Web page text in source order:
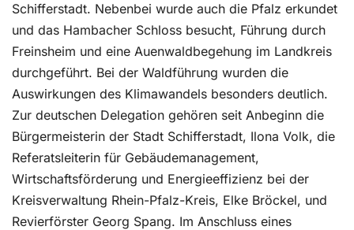
Schifferstadt. Nebenbei wurde auch die Pfalz erkundet
und das Hambacher Schloss besucht, Führung durch
Freinsheim und eine Auenwaldbegehung im Landkreis
durchgeführt. Bei der Waldführung wurden die
Auswirkungen des Klimawandels besonders deutlich.
Zur deutschen Delegation gehören seit Anbeginn die
Bürgermeisterin der Stadt Schifferstadt, Ilona Volk, die
Referatsleiterin für Gebäudemanagement,
Wirtschaftsförderung und Energieeffizienz bei der
Kreisverwaltung Rhein-Pfalz-Kreis, Elke Bröckel, und
Revierförster Georg Spang. Im Anschluss eines